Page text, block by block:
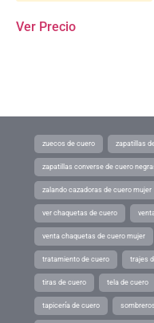
Ver Precio
zuecos de cuero zapatillas
zapatillas converse de cuero
zalando cazadoras de cuero mujer
ver chaquetas de cuero
venta chaquetas de cuero mujer
tratamiento de cuero trajes
tiras de cuero tela de cuero
tapicería de cuero